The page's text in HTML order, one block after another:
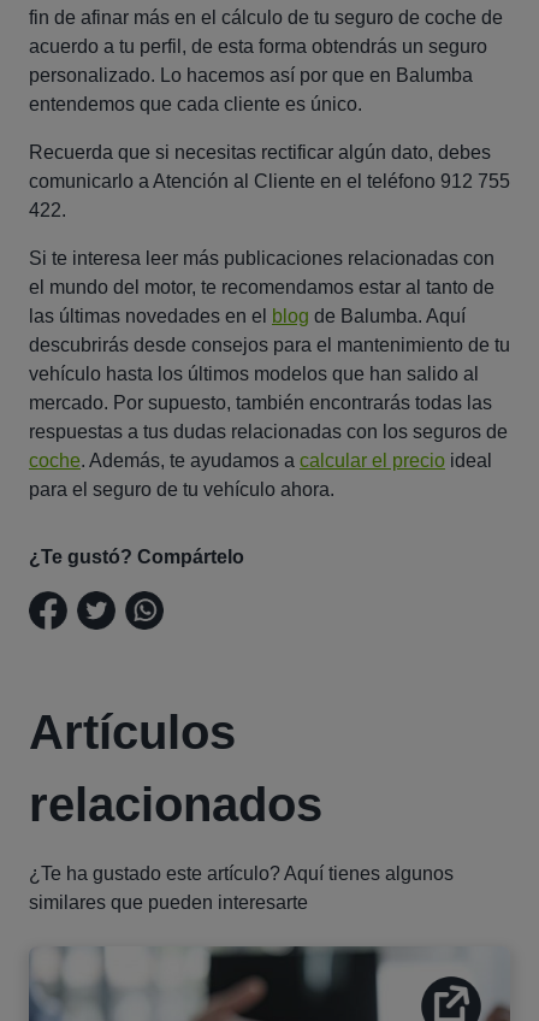
fin de afinar más en el cálculo de tu seguro de coche de
acuerdo a tu perfil, de esta forma obtendrás un seguro
personalizado. Lo hacemos así por que en Balumba
entendemos que cada cliente es único.
Recuerda que si necesitas rectificar algún dato, debes
comunicarlo a Atención al Cliente en el teléfono 912 755
422.
Si te interesa leer más publicaciones relacionadas con
el mundo del motor, te recomendamos estar al tanto de
las últimas novedades en el
blog de Balumba. Aquí
descubrirás desde consejos para el mantenimiento de tu
vehículo hasta los últimos modelos que han salido al
mercado. Por supuesto, también encontrarás todas las
respuestas a tus dudas relacionadas con los seguros de
coche. Además, te ayudamos a calcular el precio ideal
para el seguro de tu vehículo ahora.
¿Te gustó? Compártelo
Artículos
relacionados
¿Te ha gustado este artículo? Aquí tienes algunos
similares que pueden interesarte